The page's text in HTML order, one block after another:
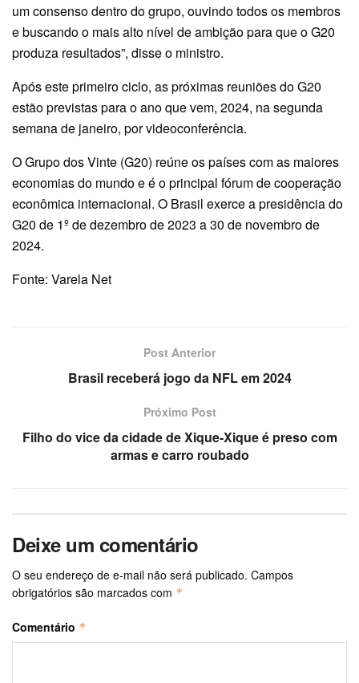
um consenso dentro do grupo, ouvindo todos os membros
e buscando o mais alto nível de ambição para que o G20
produza resultados”, disse o ministro.
Após este primeiro ciclo, as próximas reuniões do G20
estão previstas para o ano que vem, 2024, na segunda
semana de janeiro, por videoconferência.
O Grupo dos Vinte (G20) reúne os países com as maiores
economias do mundo e é o principal fórum de cooperação
econômica internacional. O Brasil exerce a presidência do
G20 de 1º de dezembro de 2023 a 30 de novembro de
2024.
Fonte: Varela Net
Post Anterior
Brasil receberá jogo da NFL em 2024
Próximo Post
Filho do vice da cidade de Xique-Xique é preso com
armas e carro roubado
Deixe um comentário
O seu endereço de e-mail não será publicado. Campos
obrigatórios são marcados com *
Comentário *